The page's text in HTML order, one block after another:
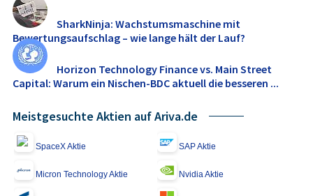
SharkNinja: Wachstumsmaschine mit
Bewertungsaufschlag – wie lange hält der Lauf?
Horizon Technology Finance vs. Main Street
Capital: Warum ein Nischen-BDC aktuell die besseren ...
Meistgesuchte Aktien auf Ariva.de
SpaceX Aktie SAP Aktie
Micron Technology Aktie Nvidia Aktie